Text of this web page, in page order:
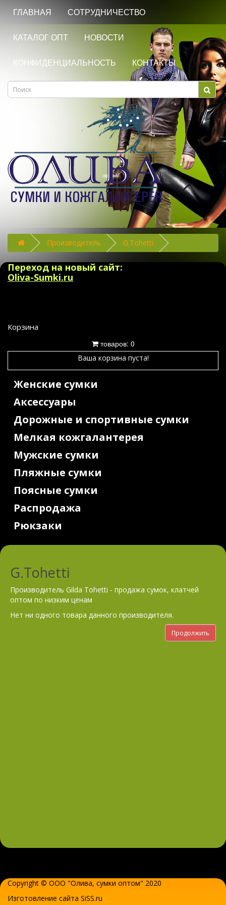
ГЛАВНАЯ СОТРУДНИЧЕСТВО
КАТАЛОГ ОПТ НОВОСТИ
КОНФИДЕНЦИАЛЬНОСТЬ КОНТАКТЫ
Производитель G.Tohetti
Переход на новый сайт:
Oliva-Sumki.ru
Корзина
товаров: 0
Ваша корзина пуста!
Женские сумки
Аксессуары
Дорожные и спортивные сумки
Мелкая кожгалантерея
Мужские сумки
Пляжные сумки
Поясные сумки
Распродажа
Рюкзаки
G.Tohetti
Производитель Gilda Tohetti - продажа сумок, клатчей
оптом по низким ценам
Нет ни одного товара данного производителя.
Продолжить
Copyright © ООО "Олива, сумки оптом" 2020
Изготовление сайта SiSS.ru